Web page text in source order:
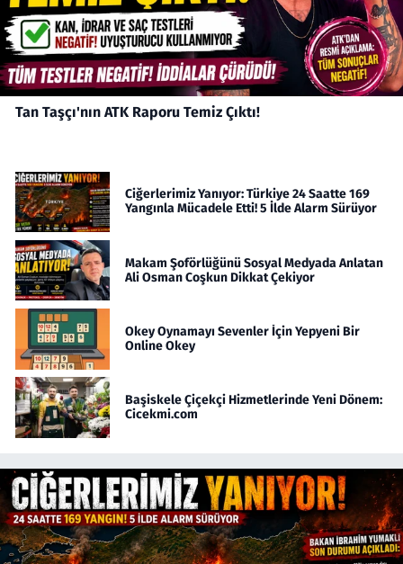
Tan Taşçı'nın ATK Raporu Temiz Çıktı!
Ciğerlerimiz Yanıyor: Türkiye 24 Saatte 169
Yangınla Mücadele Etti! 5 İlde Alarm Sürüyor
Makam Şoförlüğünü Sosyal Medyada Anlatan
Ali Osman Coşkun Dikkat Çekiyor
Okey Oynamayı Sevenler İçin Yepyeni Bir
Online Okey
Başiskele Çiçekçi Hizmetlerinde Yeni Dönem:
Cicekmi.com